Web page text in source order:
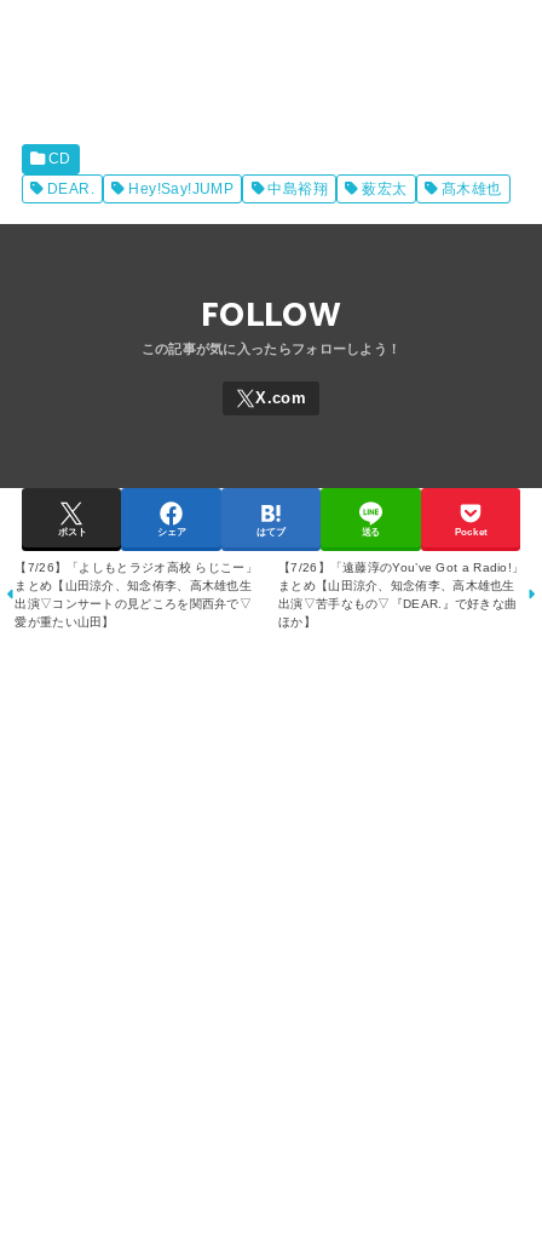
CD
DEAR.
Hey!Say!JUMP 中島裕翔 薮宏太 髙木雄也
FOLLOW
ポスト シェア はてブ 送る Pocket
【7/26】「よしもとラジオ高校 らじこー」
まとめ【山田涼介、知念侑李、高木雄也生
出演▽コンサートの見どころを関西弁で▽
愛が重たい山田】
【7/26】「遠藤淳のYou’ve Got a Radio!」
まとめ【山田涼介、知念侑李、高木雄也生
出演▽苦手なもの▽『DEAR.』で好きな曲
ほか】